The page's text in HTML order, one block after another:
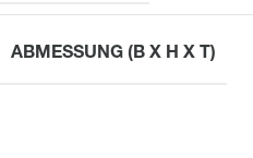
ABMESSUNG (B X H X T)